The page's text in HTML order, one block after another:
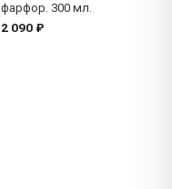
фарфор. 300 мл.
2 090 ₽